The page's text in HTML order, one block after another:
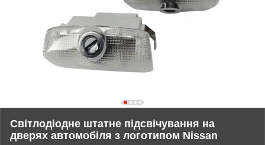
Світлодіодне штатне підсвічування на
дверях автомобіля з логотипом Nissan